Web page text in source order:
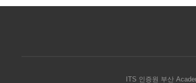
ITS 인증원 부산